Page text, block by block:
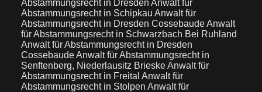
Abstammungsrecht in Dresden Anwalt für
Abstammungsrecht in Schipkau Anwalt für
Abstammungsrecht in Dresden CossebaudeAnwalt
für Abstammungsrecht in Schwarzbach Bei Ruhland
Anwalt für Abstammungsrecht in Dresden
CossebaudeAnwalt für Abstammungsrecht in
Senftenberg, Niederlausitz BrieskeAnwalt für
Abstammungsrecht in Freital Anwalt für
Abstammungsrecht in Stolpen Anwalt für